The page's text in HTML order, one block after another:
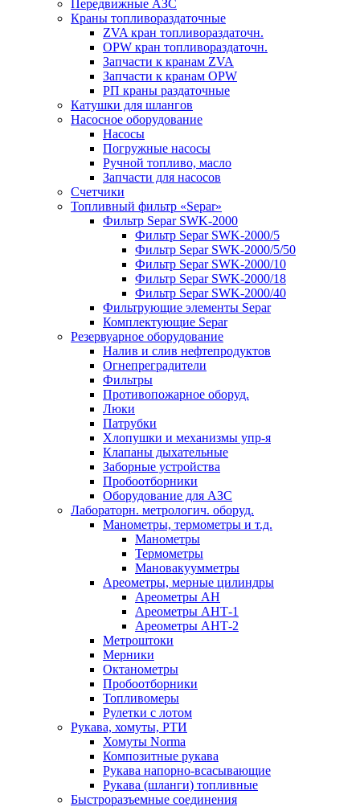
Передвижные АЗС
Краны топливораздаточные
ZVA кран топливораздаточн.
OPW кран топливораздаточн.
Запчасти к кранам ZVA
Запчасти к кранам OPW
РП краны раздаточные
Катушки для шлангов
Насосное оборудование
Насосы
Погружные насосы
Ручной топливо, масло
Запчасти для насосов
Счетчики
Топливный фильтр «Separ»
Фильтр Separ SWK-2000
Фильтр Separ SWK-2000/5
Фильтр Separ SWK-2000/5/50
Фильтр Separ SWK-2000/10
Фильтр Separ SWK-2000/18
Фильтр Separ SWK-2000/40
Фильтрующие элементы Separ
Комплектующие Separ
Резервуарное оборудование
Налив и слив нефтепродуктов
Огнепреградители
Фильтры
Противопожарное оборуд.
Люки
Патрубки
Хлопушки и механизмы упр-я
Клапаны дыхательные
Заборные устройства
Пробоотборники
Оборудование для АЗС
Лабораторн. метрологич. оборуд.
Манометры, термометры и т.д.
Манометры
Термометры
Мановакуумметры
Ареометры, мерные цилиндры
Ареометры АН
Ареометры АНТ-1
Ареометры АНТ-2
Метроштоки
Мерники
Октанометры
Пробоотборники
Топливомеры
Рулетки с лотом
Рукава, хомуты, РТИ
Хомуты Norma
Композитные рукава
Рукава напорно-всасывающие
Рукава (шланги) топливные
Быстроразъемные соединения